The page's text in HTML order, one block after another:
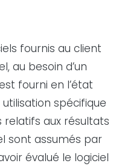
fournis au client
au besoin d’un
fourni en l’état
spécifique
relatifs aux résultats
sont assumés par
évalué le logiciel